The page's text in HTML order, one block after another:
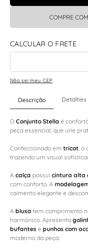
COMPRE
Não sei meu CEP
Descrição Detalhes
O Conjunto Stella é
peça essencial, que une
Confeccionado em tricot, o
trazendo um visual
A calça possui cintura alta
com conforto. A
caimento elegante e
A blusa tem comprimento
harmônico. Apresenta
bufantes e punhos com
moderno da peça.